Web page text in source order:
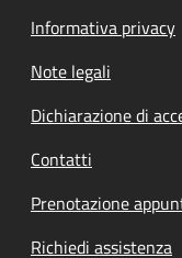
Informativa privacy
Note legali
Dichiarazione di
Contatti
Prenotazione
Richiedi assistenza